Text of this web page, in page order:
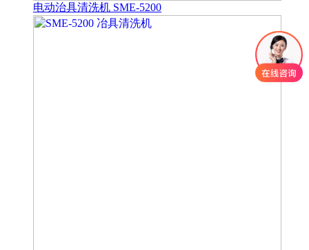
电动治具清洗机 SME-5200